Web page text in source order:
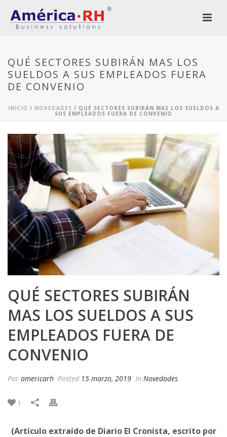
QUÉ SECTORES SUBIRÁN MAS LOS
SUELDOS A SUS EMPLEADOS FUERA
DE CONVENIO
INICIO / NOVEDADES / QUÉ SECTORES SUBIRÁN MAS LOS SUELDOS A
SUS EMPLEADOS FUERA DE CONVENIO
QUÉ SECTORES SUBIRÁN
MAS LOS SUELDOS A SUS
EMPLEADOS FUERA DE
CONVENIO
Por americarh Posted 15 marzo, 2019 In Novedades
1
(Artículo extraído de Diario El Cronista, escrito por